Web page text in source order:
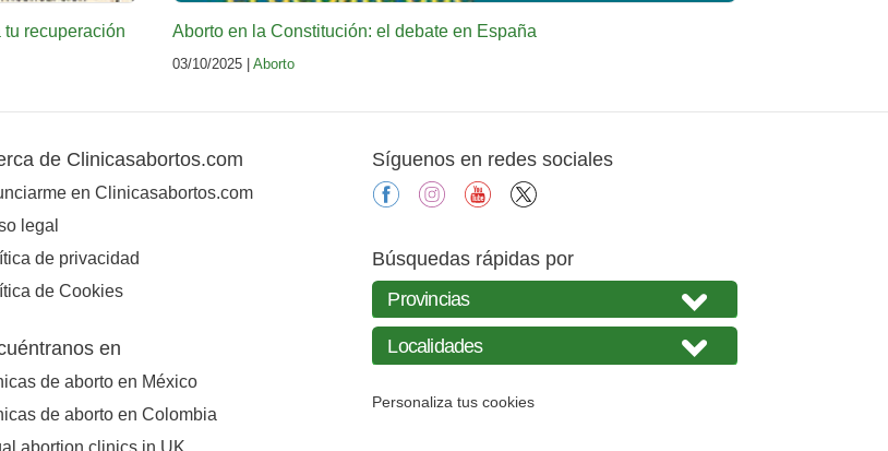
recuperación Aborto en la Constitución: el debate en España
03/10/2025 | Aborto
de Clinicasabortos.com
en Clinicasabortos.com
legal
de privacidad
de Cookies
en
de aborto en México
de aborto en Colombia
abortion clinics in UK
Síguenos en redes sociales
facebookinstagramyoutube
Búsquedas rápidas por
Personaliza tus cookies